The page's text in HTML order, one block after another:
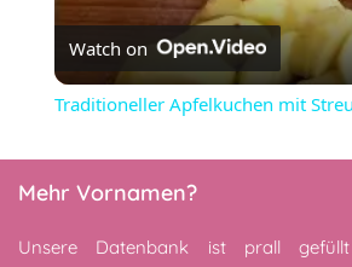
Watch on
Traditioneller Apfelkuchen mit
Mehr Vornamen?
Unsere Datenbank ist prall